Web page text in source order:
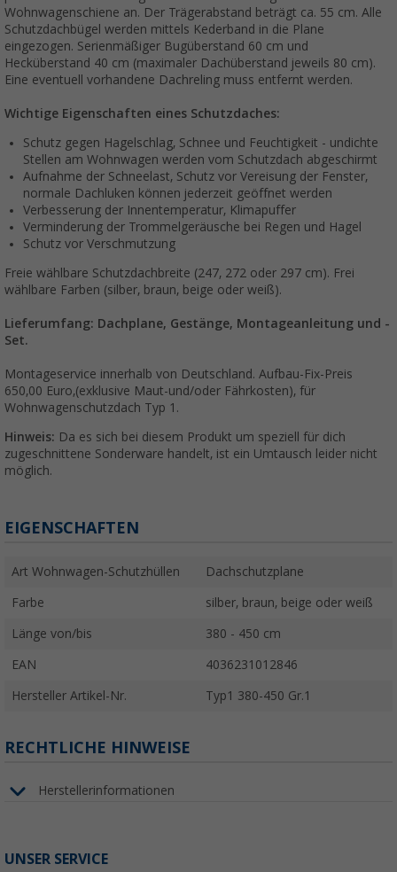
Wohnwagenschiene an. Der Trägerabstand beträgt ca. 55 cm. Alle
Schutzdachbügel werden mittels Kederband in die Plane
eingezogen. Serienmäßiger Bugüberstand 60 cm und
Hecküberstand 40 cm (maximaler Dachüberstand jeweils 80 cm).
Eine eventuell vorhandene Dachreling muss entfernt werden.
Wichtige Eigenschaften eines Schutzdaches:
Schutz gegen Hagelschlag, Schnee und Feuchtigkeit - undichte
Stellen am Wohnwagen werden vom Schutzdach abgeschirmt
Aufnahme der Schneelast, Schutz vor Vereisung der Fenster,
normale Dachluken können jederzeit geöffnet werden
Verbesserung der Innentemperatur, Klimapuffer
Verminderung der Trommelgeräusche bei Regen und Hagel
Schutz vor Verschmutzung
Freie wählbare Schutzdachbreite (247, 272 oder 297 cm). Frei
wählbare Farben (silber, braun, beige oder weiß).
Lieferumfang: Dachplane, Gestänge, Montageanleitung und -
Set.
Montageservice innerhalb von Deutschland. Aufbau-Fix-Preis
650,00 Euro,(exklusive Maut-und/oder Fährkosten), für
Wohnwagenschutzdach Typ 1.
Hinweis: Da es sich bei diesem Produkt um speziell für dich
zugeschnittene Sonderware handelt, ist ein Umtausch leider nicht
möglich.
EIGENSCHAFTEN
Art Wohnwagen-Schutzhüllen Dachschutzplane
Farbe silber, braun, beige oder weiß
Länge von/bis 380 - 450 cm
EAN 4036231012846
Hersteller Artikel-Nr. Typ1 380-450 Gr.1
RECHTLICHE HINWEISE
Herstellerinformationen
UNSER SERVICE